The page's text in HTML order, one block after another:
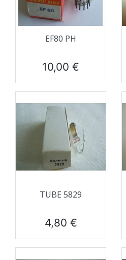
EF80 PH
Prix
10,00 €
TUBE 5829
Prix
4,80 €